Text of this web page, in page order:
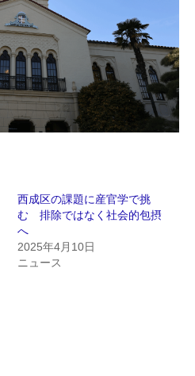
西成区の課題に産官学で挑
む 排除ではなく社会的包摂
へ
2025年4月10日
ニュース